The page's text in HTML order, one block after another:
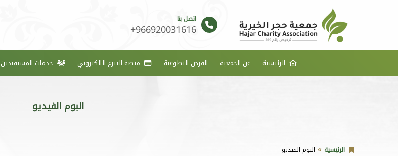
اتصل بنا
+966920031616
الرئيسية عن الجمعية الفرص التطوعية منصة التبرع الالكتروني خدمات المستفيدين
البوم الفيديو
الرئيسية البوم الفيديو